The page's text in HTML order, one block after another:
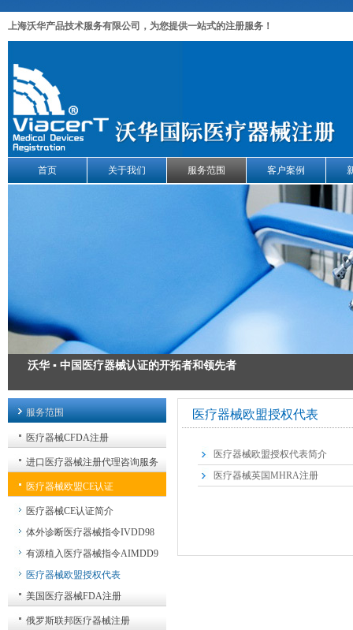
上海沃华产品技术服务有限公司，为您提供一站式的注册服务！
首页 关于我们 服务范围 客户案例
沃华 ▪ 中国医疗器械认证的开拓者和领先者
医疗器械注册 ▪ 为您的安全承诺
医疗器械出口认证 ▪ 出口方案解决专家
医疗器械GMP质量管理规范 ▪ 我们力求精益求精
服务范围
医疗器械CFDA注册
进口医疗器械注册代理咨询服务
医疗器械欧盟CE认证
医疗器械CE认证简介
体外诊断医疗器械指令IVDD98
有源植入医疗器械指令AIMDD9
医疗器械欧盟授权代表
美国医疗器械FDA注册
俄罗斯联邦医疗器械注册
医疗器械欧盟授权代表
医疗器械欧盟授权代表简介
医疗器械英国MHRA注册